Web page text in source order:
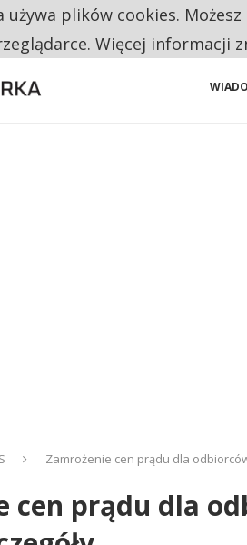
TO ZA MAŁO. FUNDACJA PROPONUJE
Zamrożenie cen prądu dla
cen prądu dla
używa plików cookies.
Więcej informacji